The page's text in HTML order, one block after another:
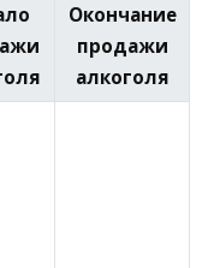
Окончание
продажи
алкоголя